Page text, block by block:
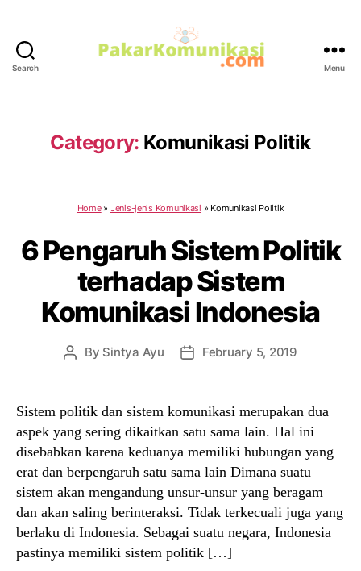
Search Menu
Category: Komunikasi Politik
Home» Jenis-jenis Komunikasi » Komunikasi Politik
6 Pengaruh Sistem Politik
terhadap Sistem
Komunikasi Indonesia
Post
By Sintya Ayu
PostFebruary 5, 2019
Sistem politik dan sistem komunikasi merupakan dua
aspek yang sering dikaitkan satu sama lain. Hal ini
disebabkan karena keduanya memiliki hubungan yang
erat dan berpengaruh satu sama lain Dimana suatu
sistem akan mengandung unsur-unsur yang beragam
dan akan saling berinteraksi. Tidak terkecuali juga yang
berlaku di Indonesia. Sebagai suatu negara, Indonesia
pastinya memiliki sistem politik […]